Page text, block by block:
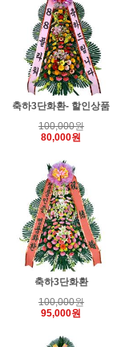
축하3단화환- 할인상품
100,000원
80,000원
축하3단화환
100,000원
95,000원